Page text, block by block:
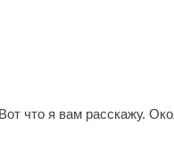
что я вам расскажу.